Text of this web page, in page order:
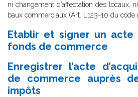
ni changement d’affectation des locaux,
baux commerciaux (Art. L123-10 du code
Etablir et signer un acte
fonds de commerce
Enregistrer l’acte
de commerce auprès
impôts